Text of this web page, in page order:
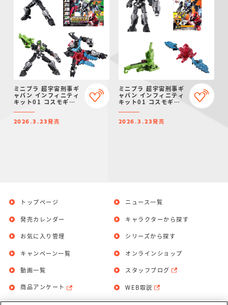
ミニプラ 超宇宙刑事ギ
ャバン インフィニティ
キット01 コスモギャ
ャバリオンクレーン ＆
ギャバリオンレーザー
2026.3.23発売
ミニプラ 超宇宙刑事ギ
ャバン インフィニティ
キット01 コスモギャ
ャバリオンクレーン ＆
ギャバリオンレーザー
2026.3.23発売
トップページ
発売カレンダー
お気に入り管理
ニュース一覧
キャラクターから探す
シリーズから探す
キャンペーン一覧
動画一覧
商品アンケート
オンラインショップ
スタッフブログ
WEB取説